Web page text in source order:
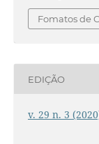
Fomatos de
EDIÇÃO
v. 29 n. 3